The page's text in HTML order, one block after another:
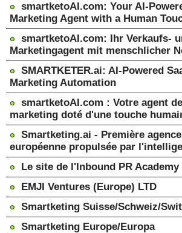
smartketoAI.com: Your AI-
Marketing Agent with a Human
smartketoAI.com: Ihr Verkaufs-
Marketingagent mit menschlicher
SMARTKETER.ai: AI-Powered
Marketing Automation
smartketoAI.com : Votre agent
marketing doté d'une touche
Smartketing.ai - Première
européenne propulsée par
Le site de l'Inbound PR Academy
EMJI Ventures (Europe) LTD
Smartketing Suisse/Schweiz/
Smartketing Europe/Europa